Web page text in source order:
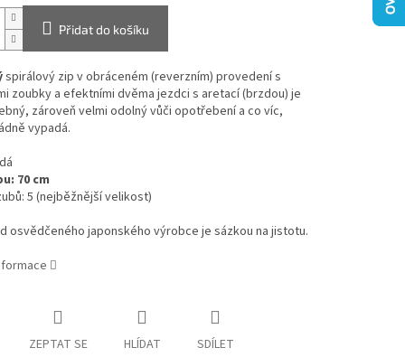
Přidat do košíku
spirálový zip v obráceném (reverzním) provedení s
zoubky a efektními dvěma jezdci s aretací (brzdou) je
zároveň velmi odolný vůči opotřebení a co víc,
vypadá.
70 cm
5 (nejběžnější velikost)
osvědčeného japonského výrobce je sázkou na jistotu.
ZEPTAT SE HLÍDAT SDÍLET